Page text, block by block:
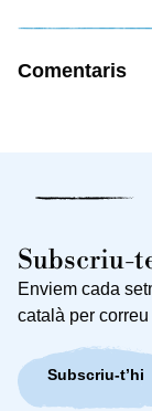
Comentaris
Subscriu-
Enviem cada
català per
Subscriu-t’hi